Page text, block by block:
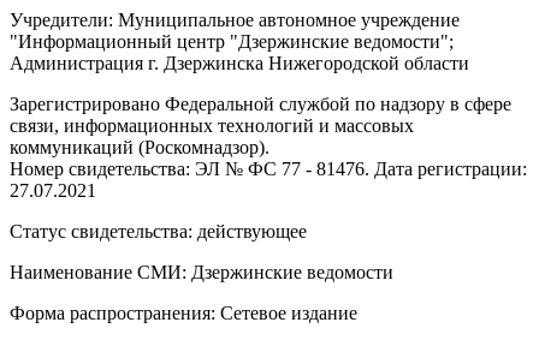
Учредители: Муниципальное автономное учреждение
"Информационный центр "Дзержинские ведомости";
Администрация г. Дзержинска Нижегородской области
Зарегистрировано Федеральной службой по надзору в сфере
связи, информационных технологий и массовых
коммуникаций (Роскомнадзор).
Номер свидетельства: ЭЛ № ФС 77 - 81476. Дата регистрации:
27.07.2021
Статус свидетельства: действующее
Наименование СМИ: Дзержинские ведомости
Форма распространения: Сетевое издание